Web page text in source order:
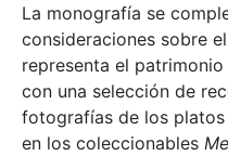
La monografía se
consideraciones sobre
representa el
con una selección de
fotografías de los
en los coleccionables